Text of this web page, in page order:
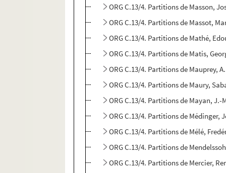
ORG C.13/4. Partitions de Masson,
ORG C.13/4. Partitions de Massot,
ORG C.13/4. Partitions de Mathé,
ORG C.13/4. Partitions de Matis,
ORG C.13/4. Partitions de Mauprey,
ORG C.13/4. Partitions de Maury,
ORG C.13/4. Partitions de Mayan,
ORG C.13/4. Partitions de Médinger,
ORG C.13/4.
ORG C.13/4.
ORG C.13/4. Partitions de Mercier,